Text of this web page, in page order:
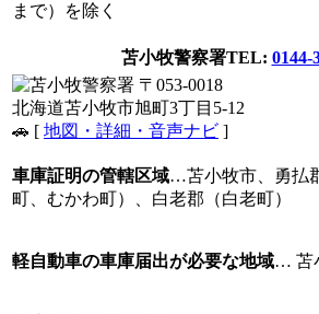
まで）を除く
苫小牧警察署TEL: 0144-
〒053-0018
北海道苫小牧市旭町3丁目5-12
🚗 [ 地図・詳細・音声ナビ ]
車庫証明の管轄区域…苫小牧市、勇払
町、むかわ町）、白老郡（白老町）
軽自動車の車庫届出が必要な地域… 苫